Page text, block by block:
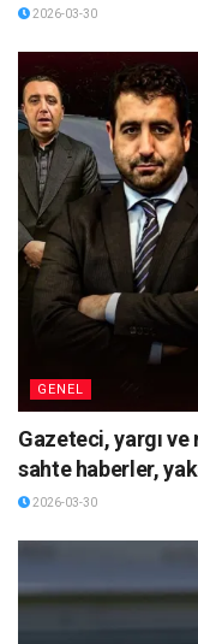
2026-03-30
GENEL
Gazeteci, yargı
sahte haberler,
2026-03-30